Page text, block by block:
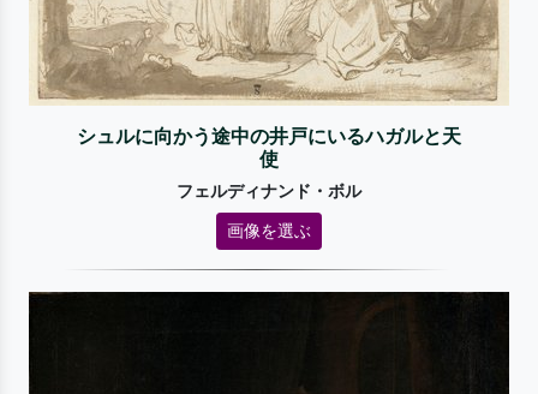
シュルに向かう途中の井戸にいるハガルと天
使
フェルディナンド・ボル
画像を選ぶ